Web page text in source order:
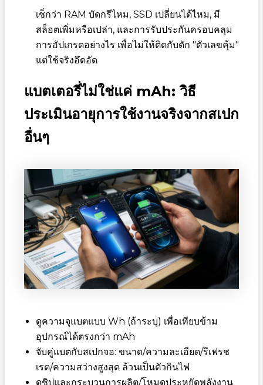
เช็กว่า RAM บัดกรีไหม, SSD เปลี่ยนได้ไหม, มี
สล็อตเพิ่มหรือเปล่า, และการรับประกันครอบคลุม
การอัปเกรดอย่างไร เพื่อไม่ให้ติดกับดัก "ตัวเลขคุ้ม"
แต่ใช้จริงอึดอัด
แบตเตอรี่ไม่ใช่แค่ mAh: วิธี
ประเมินอายุการใช้งานจริงจากสเปก
อื่นๆ
ดูความจุแบตแบบ Wh (ถ้าระบุ) เพื่อเทียบข้าม
อุปกรณ์ได้ตรงกว่า mAh
จับคู่แบตกับสเปกจอ: ขนาด/ความละเอียด/รีเฟรช
เรต/ความสว่างสูงสุด ล้วนเป็นตัวกินไฟ
ดูชิปและกระบวนการผลิต/โหมดประหยัดพลังงาน